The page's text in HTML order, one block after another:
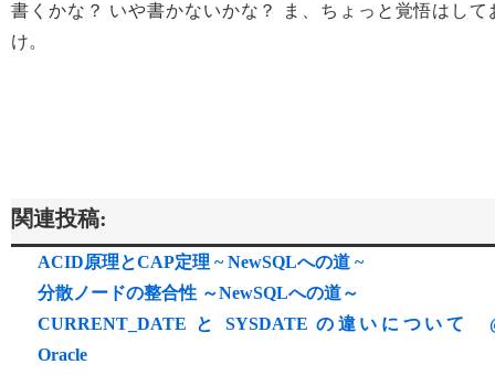
書くかな？ いや書かないかな？ ま、ちょっと覚悟はして
け。
関連投稿:
ACID原理とCAP定理 ~ NewSQLへの道 ~
分散ノードの整合性 ～NewSQLへの道～
CURRENT_DATE と SYSDATE の違いについて
Oracle